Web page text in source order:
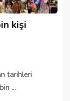
kişi
tarihleri
...